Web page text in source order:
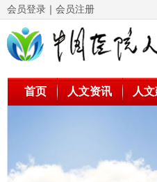
会员登录 ｜ 会员注册
首页 人文资讯 人